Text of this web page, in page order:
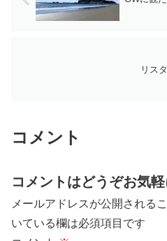
リス
コメント
コメントはどうぞお気軽
メールアドレスが公開される
いている欄は必須項目です